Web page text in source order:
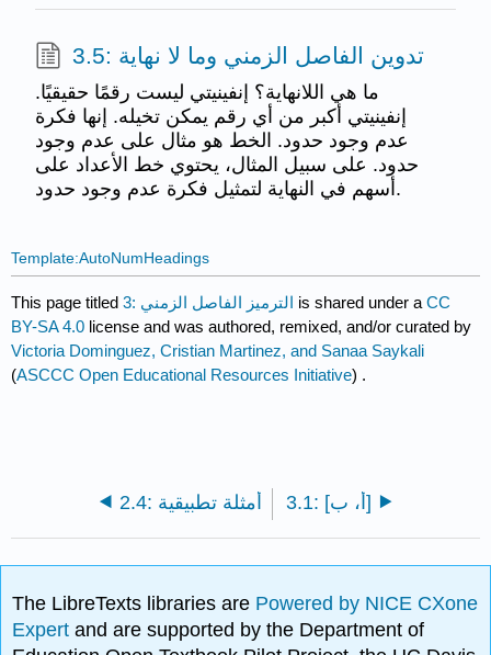
3.5: تدوين الفاصل الزمني وما لا نهاية
ما هي اللانهاية؟ إنفينيتي ليست رقمًا حقيقيًا.
إنفينيتي أكبر من أي رقم يمكن تخيله. إنها فكرة
عدم وجود حدود. الخط هو مثال على عدم وجود
حدود. على سبيل المثال، يحتوي خط الأعداد على
أسهم في النهاية لتمثيل فكرة عدم وجود حدود.
Template:AutoNumHeadings
This page titled 3: الترميز الفاصل الزمني is shared under aCC
BY-SA 4.0 license and was authored, remixed, and/or curated by
Victoria Dominguez, Cristian Martinez, and Sanaa Saykali
(ASCCC Open Educational Resources Initiative) .
2.4: أمثلة تطبيقية 3.1: [أ، ب]
The LibreTexts libraries are Powered by NICE CXone
Expertand are supported by the Department of